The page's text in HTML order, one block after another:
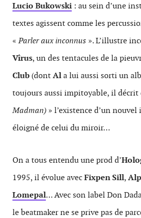
Lucio Bukowski : au sein d’une
textes agissent comme les
«Parler aux inconnus ». L’illustre
Vîrus, un des tentacules de la
Club (dontAla lui aussi sorti un
toujours aussi impitoyable, il décrit
Madman) » l’existence d’un
éloigné de celui du miroir…
On a tous entendu une prod d’
1995, il évolue avecFixpen Sill,
Lomepal… Avec son label Don
le beatmaker ne se prive pas de